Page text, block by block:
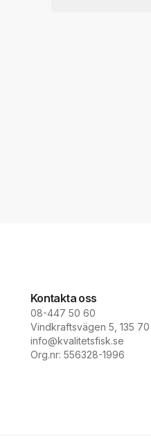
Kontakta oss
08-447 50 60
Vindkraftsvägen 5, 135
info@kvalitetsfisk.se
Org.nr: 556328-1996